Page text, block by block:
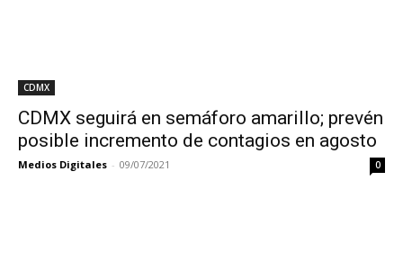
CDMX
CDMX seguirá en semáforo amarillo; prevén
posible incremento de contagios en agosto
Medios Digitales - 09/07/2021 0